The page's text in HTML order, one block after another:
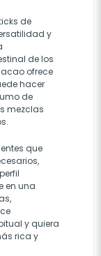
de
y
de los
ofrece
hacer
de
mezclas
que
en una
y quiera
rica y